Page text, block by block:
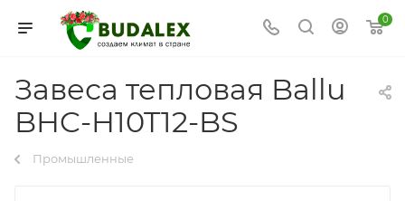
0
Завеса тепловая Ballu
BHC-H10T12-BS
Промышленные